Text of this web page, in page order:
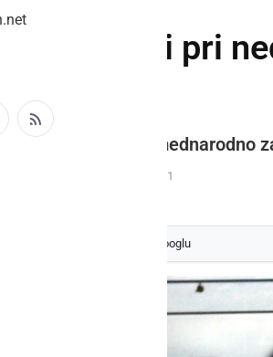
policisti pri
zaprosili za mednarodno
17. marec 2025 ob 14:51
kot svoj prednostni vir na Googlu